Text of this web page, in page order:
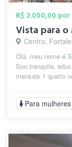
R$ 2.000,00 por
Vista para o
Centro,
Olá, meu nome é
Sou tranquila,
mensais 1 quarto
Para mulheres